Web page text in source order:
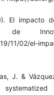
El impacto
de
11/02/el-
J. &